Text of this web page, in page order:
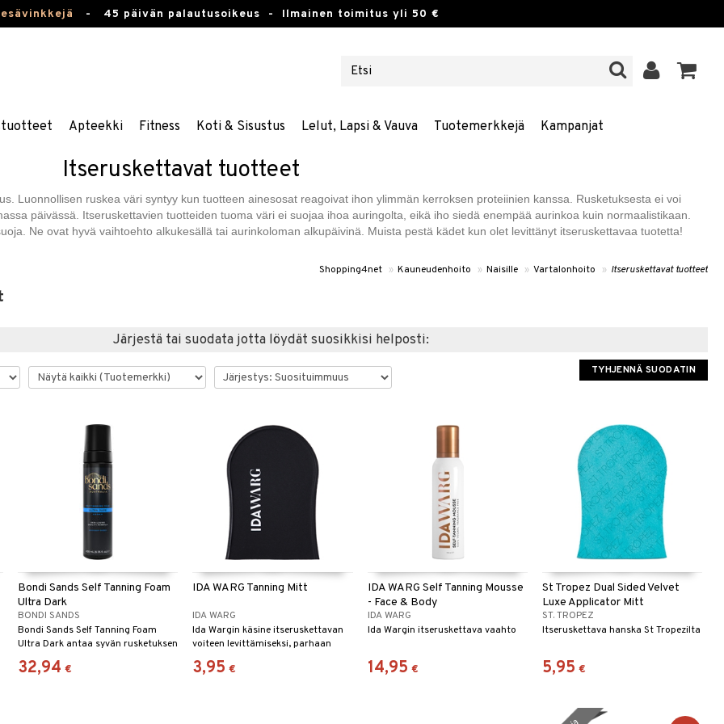
- 45 päivän palautusoikeus - Ilmainen toimitus yli 50 €
Apteekki Fitness Koti & Sisustus Lelut, Lapsi & Vauva Tuotemerkkejä Kampanjat
Itseruskettavat tuotteet
Luonnollisen ruskea väri syntyy kun tuotteen ainesosat reagoivat ihon ylimmän kerroksen proteiinien kanssa. Rusketuksesta ei voi
päivässä. Itseruskettavien tuotteiden tuoma väri ei suojaa ihoa auringolta, eikä iho siedä enempää aurinkoa kuin normaalistikaan.
Ne ovat hyvä vaihtoehto alkukesällä tai aurinkoloman alkupäivinä. Muista pestä kädet kun olet levittänyt itseruskettavaa tuotetta!
Shopping4net » Kauneudenhoito » Naisille » Vartalonhoito » Itseruskettavat tuotteet
Järjestä tai suodata jotta löydät suosikkisi helposti:
TYHJENNÄ SUODATIN
Bondi Sands Self Tanning Foam
Ultra Dark
BONDI SANDS
Bondi Sands Self Tanning Foam
Ultra Dark antaa syvän rusketuksen
ja kauniin hohteen.
32,94 €
IDA WARG Tanning Mitt
IDA WARG
Ida Wargin käsine itseruskettavan
voiteen levittämiseksi, parhaan
tuloksen saavuttamiseksi.
3,95 €
IDA WARG Self Tanning Mousse
- Face & Body
IDA WARG
Ida Wargin itseruskettava vaahto
14,95 €
St Tropez Dual Sided Velvet
Luxe Applicator Mitt
ST. TROPEZ
Itseruskettava hanska St Tropezilta
5,95 €